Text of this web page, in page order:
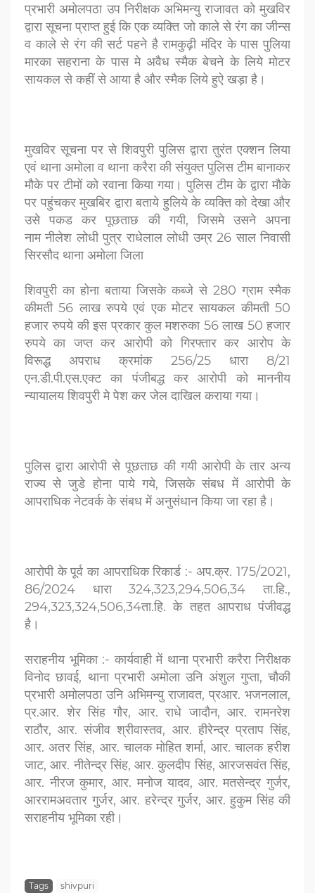
प्रभारी अमोलपठा उप निरीक्षक अभिमन्युराजावत को मुखविर
द्वारा सूचना प्राप्त हुई कि एक व्यक्ति जो काले से रंग काजीन्स
व काले से रंग की सर्ट पहने है रामकुढ़ी मंदिर के पास पुलिया
मारकासहराना के पास मे अवैध स्मैक बेचने के लिये मोटर
सायकल से कहीं से आया है और स्मैक लिये हुऐ खड़ा है।
मुखविर सूचना पर से शिवपुरी पुलिस द्वारा तुरंत एक्शन लिया
एवं थाना अमोला व थाना करैरा की संयुक्त पुलिस टीम बानाकर
मौके पर टीमों को रवानाकिया गया। पुलिस टीम के द्वारा मौके
पर पहुंचकर मुखबिर द्वारा बताये हुलिये केव्यक्ति को देखा और
उसे पकड कर पूछताछ की गयी, जिसमे उसने अपना
नामनीलेश लोधी पुत्र राधेलाल लोधी उम्र 26 साल निवासी
सिरसौद थाना अमोला जिला
शिवपुरी का होना बताया जिसके कब्जे से 280 ग्राम स्मैक
कीमती 56 लाख रुपये एवं एक मोटर सायकल कीमती 50
हजार रुपये की इस प्रकार कुल मशरुका 56लाख 50 हजार
रुपये का जप्त कर आरोपी को गिरफ्तार कर आरोप के
विरूद्ध अपराध क्रमांक 256/25 धारा 8/21
एन.डी.पी.एस.एक्ट का पंजीबद्ध कर आरोपी कोमाननीय
न्यायालय शिवपुरी मे पेश कर जेल दाखिल कराया गया।
पुलिस द्वारा आरोपी से पूछताछ की गयी आरोपी के तार अन्य
राज्य सेजुडे होना पाये गये, जिसके संबध में आरोपी के
आपराधिक नेटवर्क के संबध में अनुसंधान किया जा रहा है।
आरोपी के पूर्व का आपराधिक रिकार्ड :- अप.क्र. 175/2021,
86/2024 धारा 324,323,294,506,34 ता.हि.,
294,323,324,506,34ता.हि. के तहत आपराध पंजीवद्ध
है।
सराहनीय भूमिका :- कार्यवाही में थाना प्रभारी करैरा निरीक्षक
विनोद छावई, थानाप्रभारी अमोला उनि अंशुल गुप्ता, चौकी
प्रभारी अमोलपठा उनि अभिमन्यु राजावत, प्रआर. भजनलाल,
प्र.आर. शेर सिंह गौर, आर. राधे जादौन, आर. रामनरेश
राठौर,आर. संजीव श्रीवास्तव, आर. हीरेन्द्र प्रताप सिंह,
आर. अतर सिंह, आर. चालकमोहित शर्मा, आर. चालक हरीश
जाट, आर. नीतेन्द्र सिंह, आर. कुलदीप सिंह, आरजसवंत सिंह,
आर. नीरज कुमार, आर. मनोज यादव, आर. मतसेन्द्र गुर्जर,
आररामअवतार गुर्जर, आर. हरेन्द्र गुर्जर, आर. हुकुम सिंह की
सराहनीय भूमिका रही।
Tags shivpuri